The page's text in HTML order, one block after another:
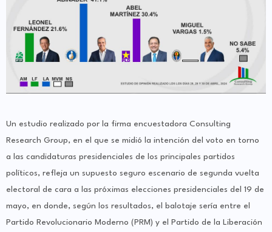
Un estudio realizado por la firma encuestadora Consulting
Research Group, en el que se midió la intención del voto en torno
a las candidaturas presidenciales de los principales partidos
políticos, refleja un supuesto seguro escenario de segunda vuelta
electoral de cara a las próximas elecciones presidenciales del 19 de
mayo, en donde, según los resultados, el balotaje sería entre el
Partido Revolucionario Moderno (PRM) y el Partido de la Liberación